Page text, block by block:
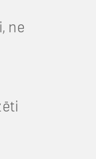
ne